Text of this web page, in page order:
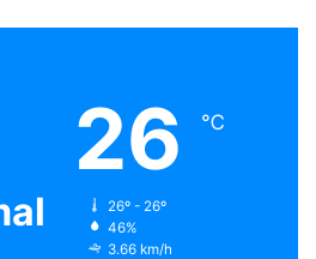
26 ℃
26º - 26º
46%
3.66 km/h